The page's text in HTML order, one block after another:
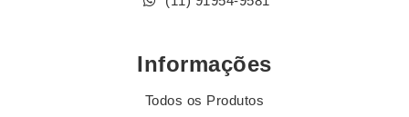
Informações
Todos os Produtos